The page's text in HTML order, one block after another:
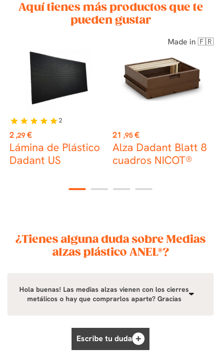
Aquí tienes más productos que te
pueden gustar
Precio
2 ,29 €
Lámina de Plástico
Dadant US
star star star star star2
Made in 🇫🇷
Precio
21 ,95 €
Alza Dadant Blatt 8
cuadros NICOT®
1 2 3 4
¿Tienes alguna duda sobre Medias
alzas plástico ANEL®?
Hola buenas! Las medias alzas vienen con los cierres
metálicos o hay que comprarlos aparte? Gracias
Escribe tu duda